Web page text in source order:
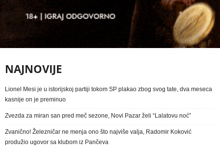
NAJNOVIJE
Lionel Mesi je u istorijskoj partiji tokom SP plakao zbog svog tate, dva meseca
kasnije on je preminuo
Zvezda za miran san pred meč sezone, Novi Pazar želi “Lalatovu noć”
Zvanično! Železničar ne menja ono što najviše valja, Radomir Koković
produžio ugovor sa klubom iz Pančeva